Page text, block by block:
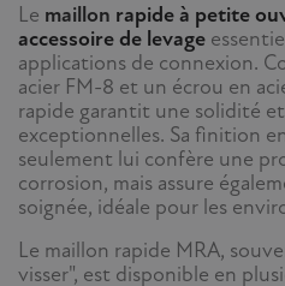
Le maillon rapide à petite
accessoire de levage
applications de connexion.
acier FM-8 et un écrou en
rapide garantit une solidité
exceptionnelles. Sa finition
seulement lui confère une
corrosion, mais assure
soignée, idéale pour les
Le maillon rapide MRA,
visser", est disponible en